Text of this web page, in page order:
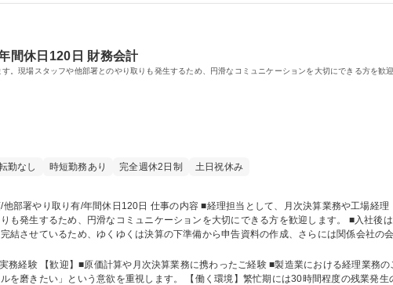
間休日120日 財務会計
現場スタッフや他部署とのやり取りも発生するため、円滑なコミュニケーションを大切にできる方を歓迎
勤なし 時短勤務あり 完全週休2日制 土日祝休み
ため、円滑なコミュニケーションを大切にできる方を歓迎します。 ■入社後はまず、ご経
結させているため、ゆくゆくは決算の下準備から申告資料の作成、さらには関係会社の
、財務領域への挑戦も可能です。 募集職種 【東広島/経理担当】実務経験必
計算や月次決算業務に携わったご経験 ■製造業における経理業務のご経験 【選
を磨きたい」という意欲を重視します。 【働く環境】繁忙期には30時間程度の残業発生